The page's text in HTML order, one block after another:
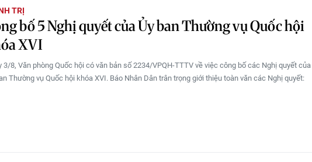
TRỊ
bố 5 Nghị quyết của Ủy ban Thường vụ Quốc hội
XVI
3/8, Văn phòng Quốc hội có văn bản số 2234/VPQH-TTTV về việc công bố các Nghị quyết của
Thường vụ Quốc hội khóa XVI. Báo Nhân Dân trân trọng giới thiệu toàn văn các Nghị quyết: